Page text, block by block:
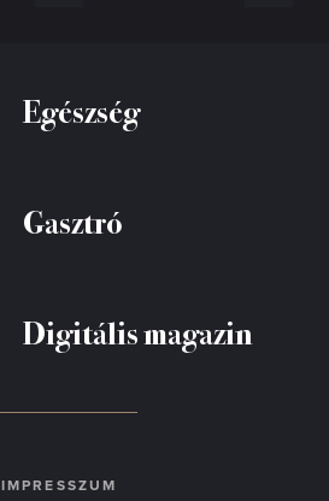
Egészség
Gasztró
Digitális magazin
IMPRESSZUM